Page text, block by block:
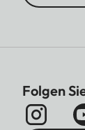
Folgen